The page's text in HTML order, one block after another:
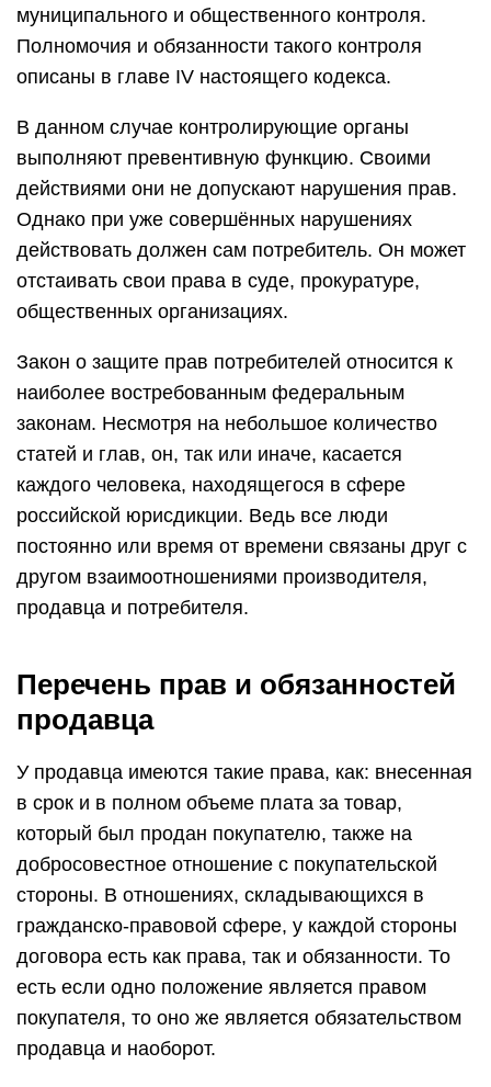
муниципального и общественного контроля.
Полномочия и обязанности такого контроля
описаны в главе IV настоящего кодекса.
В данном случае контролирующие органы
выполняют превентивную функцию. Своими
действиями они не допускают нарушения прав.
Однако при уже совершённых нарушениях
действовать должен сам потребитель. Он может
отстаивать свои права в суде, прокуратуре,
общественных организациях.
Закон о защите прав потребителей относится к
наиболее востребованным федеральным
законам. Несмотря на небольшое количество
статей и глав, он, так или иначе, касается
каждого человека, находящегося в сфере
российской юрисдикции. Ведь все люди
постоянно или время от времени связаны друг с
другом взаимоотношениями производителя,
продавца и потребителя.
Перечень прав и обязанностей
продавца
У продавца имеются такие права, как: внесенная
в срок и в полном объеме плата за товар,
который был продан покупателю, также на
добросовестное отношение с покупательской
стороны. В отношениях, складывающихся в
гражданско-правовой сфере, у каждой стороны
договора есть как права, так и обязанности. То
есть если одно положение является правом
покупателя, то оно же является обязательством
продавца и наоборот.